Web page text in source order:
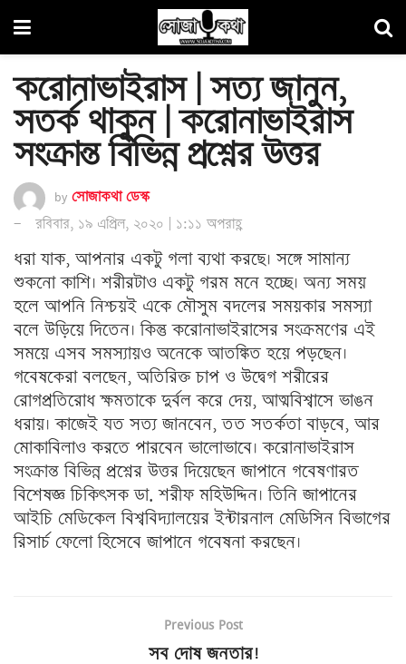
করোনাভাইরাস | সত্য জানুন,
সতর্ক থাকুন | করোনাভাইরাস
সংক্রান্ত বিভিন্ন প্রশ্নের উত্তর
by সোজাকথা ডেস্ক
রবিবার, ১৯ এপ্রিল, ২০২০ | ১:১১ অপরাহ্ণ
ধরা যাক, আপনার একটু গলা ব্যথা করছে। সঙ্গে সামান্য
শুকনো কাশি। শরীরটাও একটু গরম মনে হচ্ছে। অন্য সময়
হলে আপনি নিশ্চয়ই একে মৌসুম বদলের সময়কার সমস্যা
বলে উড়িয়ে দিতেন। কিন্তু করোনাভাইরাসের সংক্রমণের এই
সময়ে এসব সমস্যায়ও অনেকে আতঙ্কিত হয়ে পড়ছেন।
গবেষকেরা বলছেন, অতিরিক্ত চাপ ও উদ্বেগ শরীরের
রোগপ্রতিরোধ ক্ষমতাকে দুর্বল করে দেয়, আত্মবিশ্বাসে ভাঙন
ধরায়। কাজেই যত সত্য জানবেন, তত সতর্কতা বাড়বে, আর
মোকাবিলাও করতে পারবেন ভালোভাবে। করোনাভাইরাস
সংক্রান্ত বিভিন্ন প্রশ্নের উত্তর দিয়েছেন জাপানে গবেষণারত
বিশেষজ্ঞ চিকিৎসক ডা. শরীফ মহিউদ্দিন। তিনি জাপানের
আইচি মেডিকেল বিশ্ববিদ্যালয়ের ইন্টারনাল মেডিসিন বিভাগের
রিসার্চ ফেলো হিসেবে জাপানে গবেষনা করছেন।
Previous Post
সব দোষ জনতার!